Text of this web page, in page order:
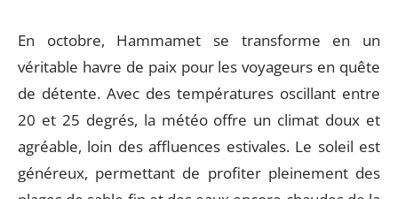
En octobre, Hammamet se transforme en un
véritable havre de paix pour les voyageurs en quête
de détente. Avec des températures oscillant entre
20 et 25 degrés, la météo offre un climat doux et
agréable, loin des affluences estivales. Le soleil est
généreux, permettant de profiter pleinement des